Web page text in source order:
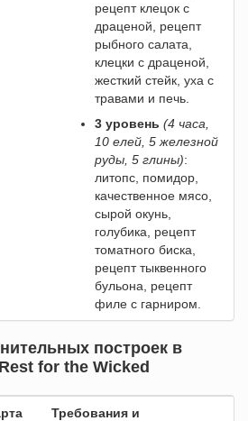
рецепт клецок с
драценой, рецепт
рыбного салата,
клецки с драценой,
жесткий стейк, уха с
травами и печь.
3 уровень (4 часа,
10 елей, 5 железной
руды, 5 глины):
литопс, помидор,
качественное мясо,
сырой окунь,
голубика, рецепт
томатного биска,
рецепт тыквенного
бульона, рецепт
филе с гарниром.
построек в
for the Wicked
Требования и